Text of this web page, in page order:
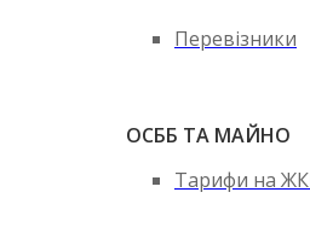
Перевізники
ОСББ ТА МАЙНО
Тарифи на